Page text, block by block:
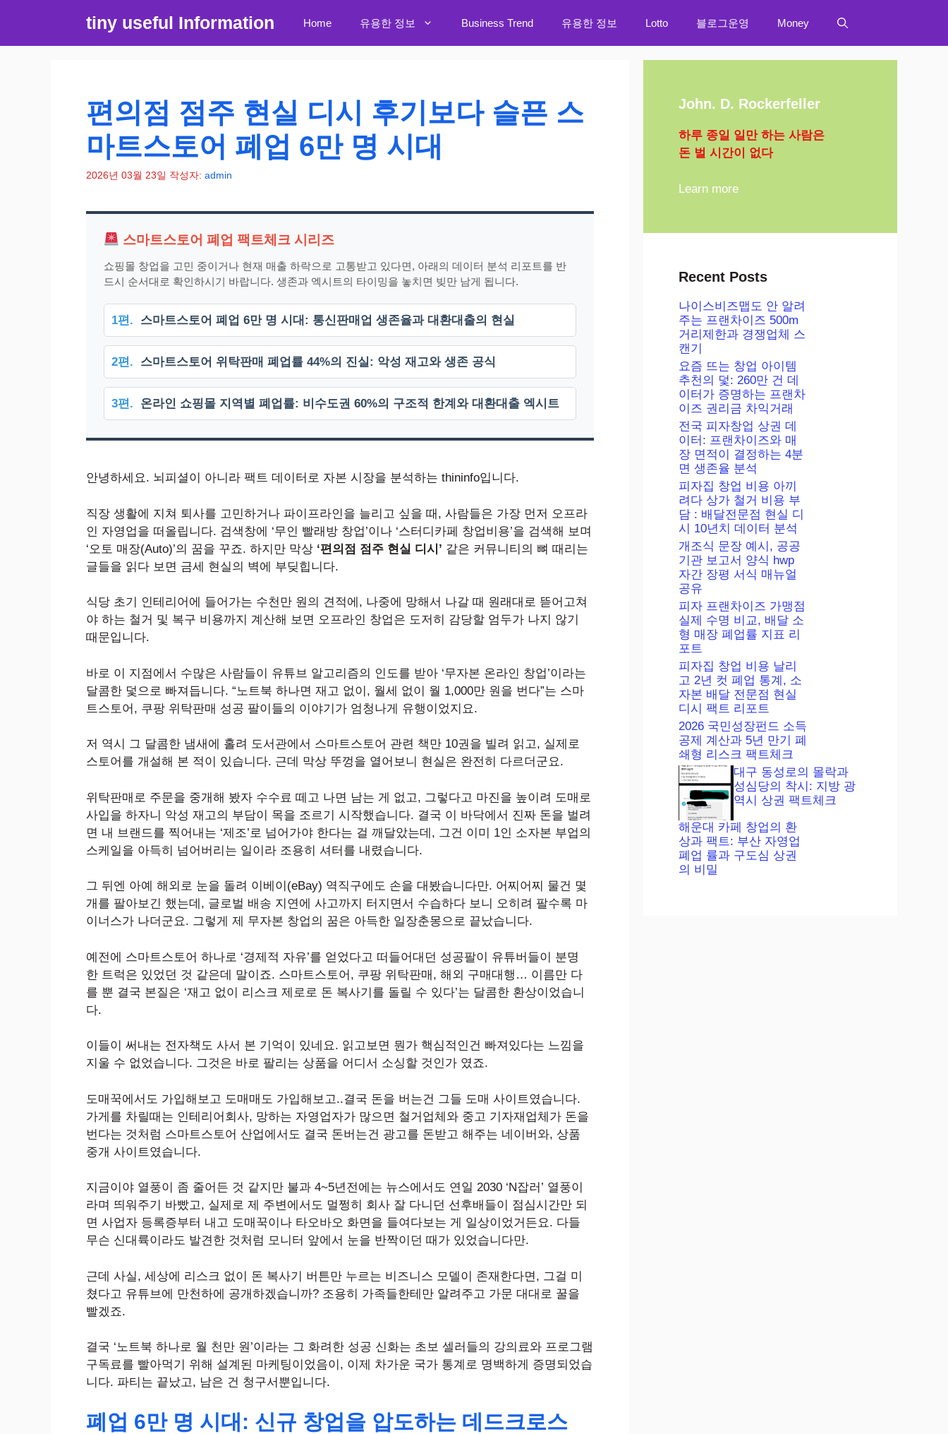
츠
tiny useful Information Home 유용한 정보 Business Trend 유용한 정보 Lotto 블로그운영 Money
편의점 점주 현실 디시 후기보다 슬픈 스
마트스토어 폐업 6만 명 시대
2026년 03월 23일 작성자: admin
스마트스토어 폐업 팩트체크 시리즈
쇼핑몰 창업을 고민 중이거나 현재 매출 하락으로 고통받고 있다면, 아래의 데이터 분석 리포트를 반
드시 순서대로 확인하시기 바랍니다. 생존과 엑시트의 타이밍을 놓치면 빚만 남게 됩니다.
1편. 스마트스토어 폐업 6만 명 시대: 통신판매업 생존율과 대환대출의 현실
2편. 스마트스토어 위탁판매 폐업률 44%의 진실: 악성 재고와 생존 공식
3편. 온라인 쇼핑몰 지역별 폐업률: 비수도권 60%의 구조적 한계와 대환대출 엑시트
안녕하세요. 뇌피셜이 아니라 팩트 데이터로 자본 시장을 분석하는 thininfo입니다.
직장 생활에 지쳐 퇴사를 고민하거나 파이프라인을 늘리고 싶을 때, 사람들은 가장 먼저 오프라
인 자영업을 떠올립니다. 검색창에 ‘무인 빨래방 창업’이나 ‘스터디카페 창업비용’을 검색해 보며
‘오토 매장(Auto)’의 꿈을 꾸죠. 하지만 막상 ‘편의점 점주 현실 디시’ 같은 커뮤니티의 뼈 때리는
글들을 읽다 보면 금세 현실의 벽에 부딪힙니다.
식당 초기 인테리어에 들어가는 수천만 원의 견적에, 나중에 망해서 나갈 때 원래대로 뜯어고쳐
야 하는 철거 및 복구 비용까지 계산해 보면 오프라인 창업은 도저히 감당할 엄두가 나지 않기
때문입니다.
바로 이 지점에서 수많은 사람들이 유튜브 알고리즘의 인도를 받아 ‘무자본 온라인 창업’이라는
달콤한 덫으로 빠져듭니다. “노트북 하나면 재고 없이, 월세 없이 월 1,000만 원을 번다”는 스마
트스토어, 쿠팡 위탁판매 성공 팔이들의 이야기가 엄청나게 유행이었지요.
저 역시 그 달콤한 냄새에 홀려 도서관에서 스마트스토어 관련 책만 10권을 빌려 읽고, 실제로
스토어를 개설해 본 적이 있습니다. 근데 막상 뚜껑을 열어보니 현실은 완전히 다르더군요.
위탁판매로 주문을 중개해 봤자 수수료 떼고 나면 남는 게 없고, 그렇다고 마진을 높이려 도매로
사입을 하자니 악성 재고의 부담이 목을 조르기 시작했습니다. 결국 이 바닥에서 진짜 돈을 벌려
면 내 브랜드를 찍어내는 ‘제조’로 넘어가야 한다는 걸 깨달았는데, 그건 이미 1인 소자본 부업의
스케일을 아득히 넘어버리는 일이라 조용히 셔터를 내렸습니다.
그 뒤엔 아예 해외로 눈을 돌려 이베이(eBay) 역직구에도 손을 대봤습니다만. 어찌어찌 물건 몇
개를 팔아보긴 했는데, 글로벌 배송 지연에 사고까지 터지면서 수습하다 보니 오히려 팔수록 마
이너스가 나더군요. 그렇게 제 무자본 창업의 꿈은 아득한 일장춘몽으로 끝났습니다.
예전에 스마트스토어 하나로 ‘경제적 자유’를 얻었다고 떠들어대던 성공팔이 유튜버들이 분명
한 트럭은 있었던 것 같은데 말이죠. 스마트스토어, 쿠팡 위탁판매, 해외 구매대행… 이름만 다
를 뿐 결국 본질은 ‘재고 없이 리스크 제로로 돈 복사기를 돌릴 수 있다’는 달콤한 환상이었습니
다.
이들이 써내는 전자책도 사서 본 기억이 있네요. 읽고보면 뭔가 핵심적인건 빠져있다는 느낌을
지울 수 없었습니다. 그것은 바로 팔리는 상품을 어디서 소싱할 것인가 였죠.
도매꾹에서도 가입해보고 도매매도 가입해보고..결국 돈을 버는건 그들 도매 사이트였습니다.
가게를 차릴때는 인테리어회사, 망하는 자영업자가 많으면 철거업체와 중고 기자재업체가 돈을
번다는 것처럼 스마트스토어 산업에서도 결국 돈버는건 광고를 돈받고 해주는 네이버와, 상품
중개 사이트였습니다.
지금이야 열풍이 좀 줄어든 것 같지만 불과 4~5년전에는 뉴스에서도 연일 2030 ‘N잡러’ 열풍이
라며 띄워주기 바빴고, 실제로 제 주변에서도 멀쩡히 회사 잘 다니던 선후배들이 점심시간만 되
면 사업자 등록증부터 내고 도매꾹이나 타오바오 화면을 들여다보는 게 일상이었거든요. 다들
무슨 신대륙이라도 발견한 것처럼 모니터 앞에서 눈을 반짝이던 때가 있었습니다만.
근데 사실, 세상에 리스크 없이 돈 복사기 버튼만 누르는 비즈니스 모델이 존재한다면, 그걸 미
쳤다고 유튜브에 만천하에 공개하겠습니까? 조용히 가족들한테만 알려주고 가문 대대로 꿀을
빨겠죠.
결국 ‘노트북 하나로 월 천만 원’이라는 그 화려한 성공 신화는 초보 셀러들의 강의료와 프로그램
구독료를 빨아먹기 위해 설계된 마케팅이었음이, 이제 차가운 국가 통계로 명백하게 증명되었습
니다. 파티는 끝났고, 남은 건 청구서뿐입니다.
폐업 6만 명 시대: 신규 창업을 압도하는 데드크로스
John. D. Rockerfeller
하루 종일 일만 하는 사람은
돈 벌 시간이 없다
Learn more
Recent Posts
나이스비즈맵도 안 알려
주는 프랜차이즈 500m
거리제한과 경쟁업체 스
캔기
요즘 뜨는 창업 아이템
추천의 덫: 260만 건 데
이터가 증명하는 프랜차
이즈 권리금 차익거래
전국 피자창업 상권 데
이터: 프랜차이즈와 매
장 면적이 결정하는 4분
면 생존율 분석
피자집 창업 비용 아끼
려다 상가 철거 비용 부
담 : 배달전문점 현실 디
시 10년치 데이터 분석
개조식 문장 예시, 공공
기관 보고서 양식 hwp
자간 장평 서식 매뉴얼
공유
피자 프랜차이즈 가맹점
실제 수명 비교, 배달 소
형 매장 폐업률 지표 리
포트
피자집 창업 비용 날리
고 2년 컷 폐업 통계, 소
자본 배달 전문점 현실
디시 팩트 리포트
2026 국민성장펀드 소득
공제 계산과 5년 만기 폐
쇄형 리스크 팩트체크
대구 동성로의 몰락과
성심당의 착시: 지방 광
역시 상권 팩트체크
해운대 카페 창업의 환
상과 팩트: 부산 자영업
폐업 률과 구도심 상권
의 비밀